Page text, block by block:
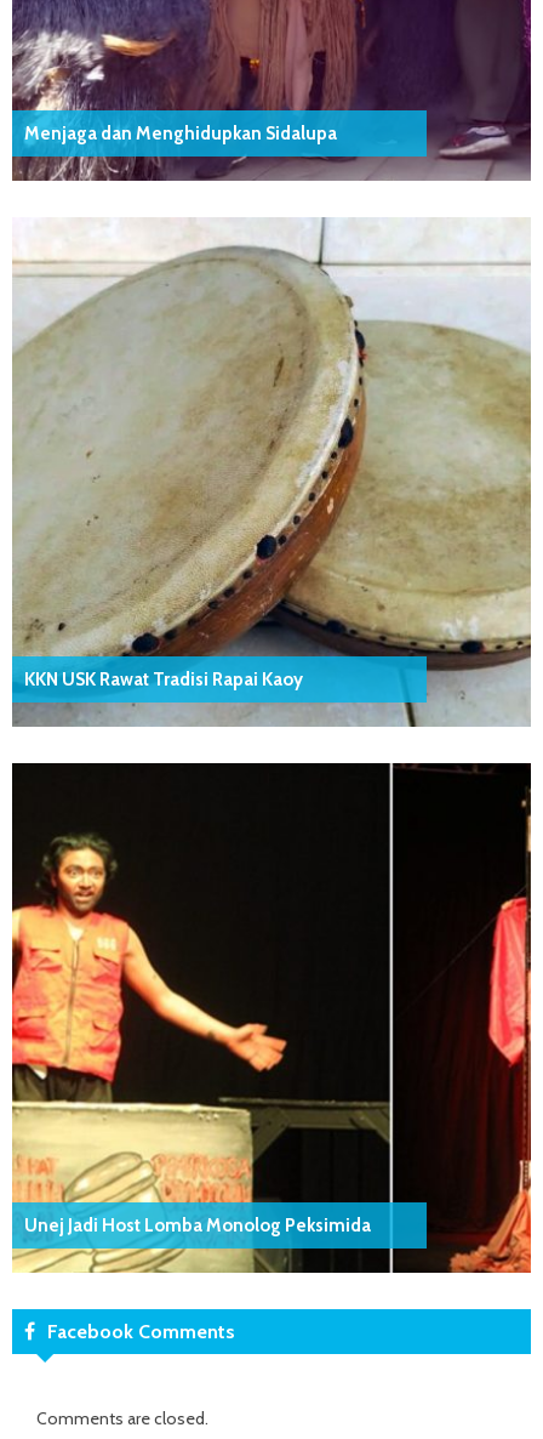
Menjaga dan Menghidupkan Sidalupa
KKN USK Rawat Tradisi Rapai Kaoy
Unej Jadi Host Lomba Monolog Peksimida
Facebook Comments
Comments are closed.